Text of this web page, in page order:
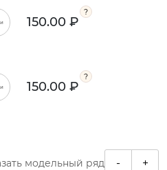
150.00 ₽
150.00 ₽
модельный ряд - +